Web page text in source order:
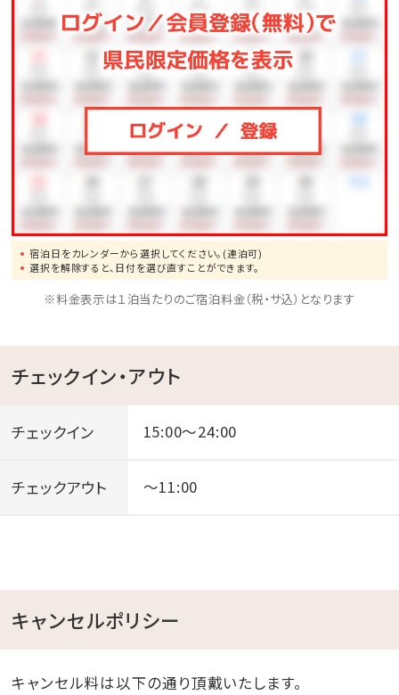
スポーツや知育ゲームなどが遊び放題♪大人も子供も
一緒に体を動かしてリフレッシュ！
◆バギー
4歳からご利用可能です。家族・友人と森の中を駆け抜
◆馬遊び
ヨナグニウマと触れ合えるプログラムをご用意しており
◆その他、館内施設の最新の営業詳細については、ホテ
ル公式ホームページをご確認ください。
宿泊日をカレンダーから選択してください。(連泊可)
選択を解除すると、日付を選び直すことができます。
※料金表示は１泊当たりのご宿泊料金（税・サ込）となります
チェックイン・アウト
チェックイン 15:00～24:00
チェックアウト ～11:00
キャンセルポリシー
キャンセル料は以下の通り頂戴いたします。